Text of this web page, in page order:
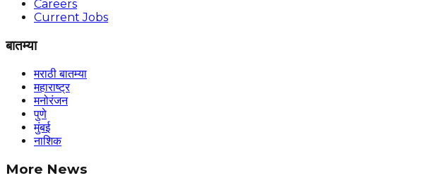
Careers
Current Jobs
बातम्या
मराठी बातम्या
महाराष्ट्र
मनोरंजन
पुणे
मुंबई
नाशिक
More News